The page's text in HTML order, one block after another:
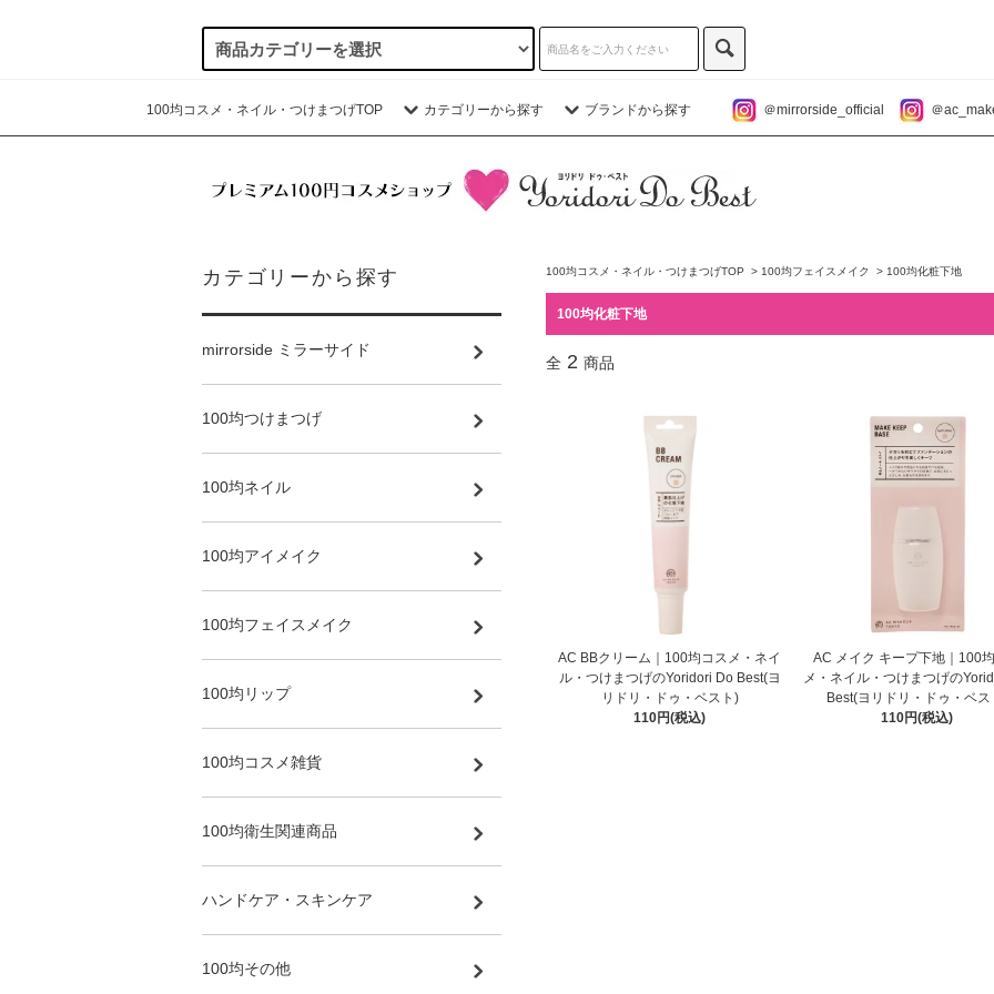
100均コスメ・ネイル・つけまつげTOP カテゴリーから探す ブランドから探す ＠mirrorside_official ＠
100均コスメ・ネイル・つけまつげTOP > 100均フェイスメイク > 100均化粧下地
100均化粧下地
全 2 商品
AC BBクリーム｜100均コスメ・ネイ
ル・つけまつげのYoridori Do Best(ヨ
リドリ・ドゥ・ベスト)
110円(税込)
AC メイク キープ下地｜100
メ・ネイル・つけまつげの
Best(ヨリドリ・ドゥ・ベス
110円(税込)
カテゴリーから探す
mirrorside ミラーサイド
100均つけまつげ
100均ネイル
100均アイメイク
100均フェイスメイク
100均リップ
100均コスメ雑貨
100均衛生関連商品
ハンドケア・スキンケア
100均その他